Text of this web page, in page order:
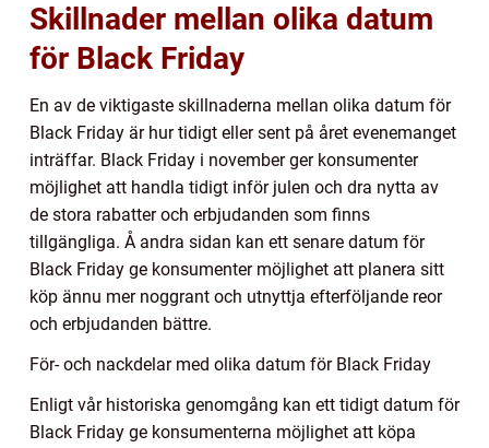
Skillnader mellan olika datum
för Black Friday
En av de viktigaste skillnaderna mellan olika datum för
Black Friday är hur tidigt eller sent på året evenemanget
inträffar. Black Friday i november ger konsumenter
möjlighet att handla tidigt inför julen och dra nytta av
de stora rabatter och erbjudanden som finns
tillgängliga. Å andra sidan kan ett senare datum för
Black Friday ge konsumenter möjlighet att planera sitt
köp ännu mer noggrant och utnyttja efterföljande reor
och erbjudanden bättre.
För- och nackdelar med olika datum för Black Friday
Enligt vår historiska genomgång kan ett tidigt datum för
Black Friday ge konsumenterna möjlighet att köpa